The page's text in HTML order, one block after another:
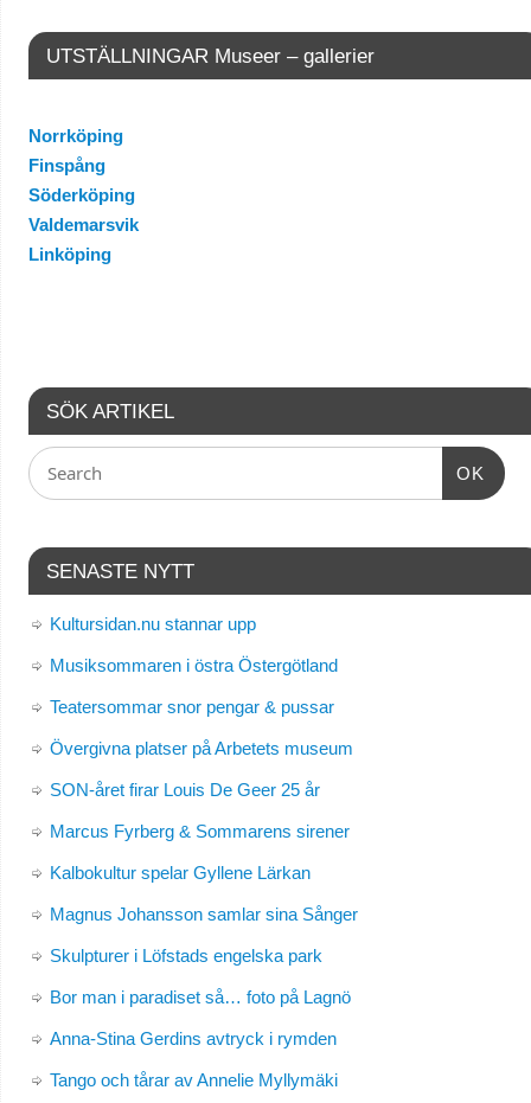
UTSTÄLLNINGAR Museer – gallerier
Norrköping
Finspång
Söderköping
Valdemarsvik
Linköping
SÖK ARTIKEL
OK
SENASTE NYTT
Kultursidan.nu stannar upp
Musiksommaren i östra Östergötland
Teatersommar snor pengar & pussar
Övergivna platser på Arbetets museum
SON-året firar Louis De Geer 25 år
Marcus Fyrberg & Sommarens sirener
Kalbokultur spelar Gyllene Lärkan
Magnus Johansson samlar sina Sånger
Skulpturer i Löfstads engelska park
Bor man i paradiset så… foto på Lagnö
Anna-Stina Gerdins avtryck i rymden
Tango och tårar av Annelie Myllymäki